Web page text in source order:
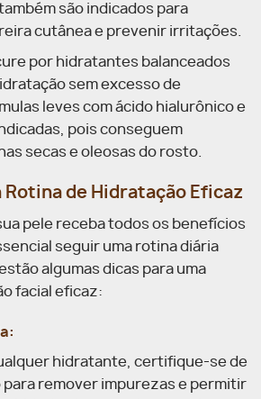
são indicados para
cutânea e prevenir irritações.
por hidratantes balanceados
sem excesso de
leves com ácido hialurônico e
pois conseguem
secas e oleosas do rosto.
Rotina de Hidratação Eficaz
pele receba todos os benefícios
seguir uma rotina diária
algumas dicas para uma
facial eficaz:
hidratante, certifique-se de
para remover impurezas e permitir